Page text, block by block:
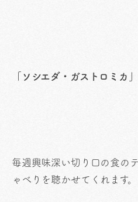
「ソシエダ・ガストロミカ」
毎週興味深い切り口の食の
ゃべりを聴かせてくれます。